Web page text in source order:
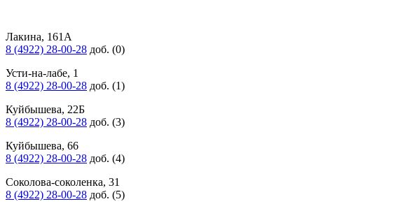
Лакина, 161А
8 (4922) 28-00-28 доб. (0)
Усти-на-лабе, 1
8 (4922) 28-00-28 доб. (1)
Куйбышева, 22Б
8 (4922) 28-00-28 доб. (3)
Куйбышева, 66
8 (4922) 28-00-28 доб. (4)
Соколова-соколенка, 31
8 (4922) 28-00-28 доб. (5)